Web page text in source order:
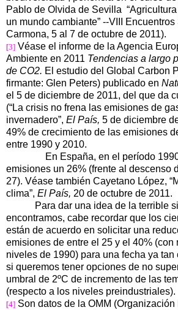
Pablo de Olvida de Sevilla
un mundo cambiante” --VIII
Carmona, 5 al 7 de octubre de 2011).
[3] Véase el informe de la Agencia
Ambiente en 2011 Tendencias a largo
de CO2. El estudio del Global Carbon
firmante: Glen Peters) publicado en
el 5 de diciembre de 2011, del que da
(“La crisis no frena las emisiones de
invernadero”, El País, 5 de diciembre
49% de crecimiento de las emisiones
entre 1990 y 2010.
En España, en el período 1990-
emisiones un 26% (frente al descenso
27). Véase también Cayetano López,
clima”, El País, 20 de octubre de 2011.
Para dar una idea de la terrible
encontramos, cabe recordar que los
están de acuerdo en solicitar una
emisiones de entre el 25 y el 40% (con
niveles de 1990) para una fecha ya tan
si queremos tener opciones de no
umbral de 2ºC de incremento de las
(respecto a los niveles preindustriales).
[4] Son datos de la OMM